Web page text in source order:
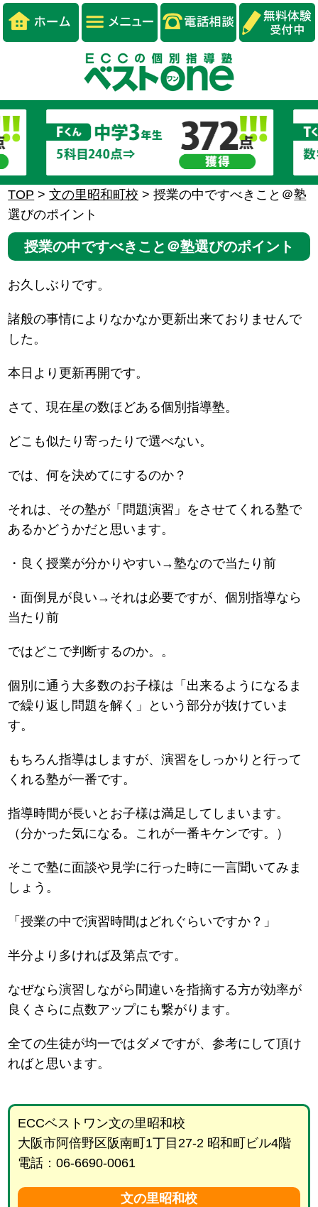
TOP >文の里昭和町校 >授業の中ですべきこと＠塾
選びのポイント
授業の中ですべきこと＠塾選びのポイント
お久しぶりです。
諸般の事情によりなかなか更新出来ておりませんで
した。
本日より更新再開です。
さて、現在星の数ほどある個別指導塾。
どこも似たり寄ったりで選べない。
では、何を決めてにするのか？
それは、その塾が「問題演習」をさせてくれる塾で
あるかどうかだと思います。
・良く授業が分かりやすい→塾なので当たり前
・面倒見が良い→それは必要ですが、個別指導なら
当たり前
ではどこで判断するのか。。
個別に通う大多数のお子様は「出来るようになるま
で繰り返し問題を解く」という部分が抜けていま
す。
もちろん指導はしますが、演習をしっかりと行って
くれる塾が一番です。
指導時間が長いとお子様は満足してしまいます。
（分かった気になる。これが一番キケンです。）
そこで塾に面談や見学に行った時に一言聞いてみま
しょう。
「授業の中で演習時間はどれぐらいですか？」
半分より多ければ及第点です。
なぜなら演習しながら間違いを指摘する方が効率が
良くさらに点数アップにも繋がります。
全ての生徒が均一ではダメですが、参考にして頂け
ればと思います。
ECCベストワン文の里昭和校
大阪市阿倍野区阪南町1丁目27-2 昭和町ビル4階
電話：06-6690-0061
文の里昭和校